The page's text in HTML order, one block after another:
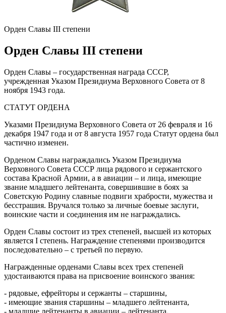
Орден Славы III степени
Орден Славы III степени
Орден Славы – государственная награда СССР,
учрежденная Указом Президиума Верховного Совета от 8
ноября 1943 года.
СТАТУТ ОРДЕНА
Указами Президиума Верховного Совета от 26 февраля и 16
декабря 1947 года и от 8 августа 1957 года Статут ордена был
частично изменен.
Орденом Славы награждались Указом Президиума
Верховного Совета СССР лица рядового и сержантского
состава Красной Армии, а в авиации – и лица, имеющие
звание младшего лейтенанта, совершившие в боях за
Советскую Родину славные подвиги храбрости, мужества и
бесстрашия. Вручался только за личные боевые заслуги,
воинские части и соединения им не награждались.
Орден Славы состоит из трех степеней, высшей из которых
является I степень. Награждение степенями производится
последовательно – с третьей по первую.
Награжденные орденами Славы всех трех степеней
удостаиваются права на присвоение воинского звания:
- рядовые, ефрейторы и сержанты – старшины,
- имеющие звания старшины – младшего лейтенанта,
- младшие лейтенанты в авиации – лейтенанта.